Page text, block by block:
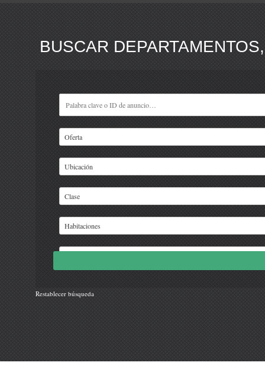
BUSCAR
Restablecer búsqueda